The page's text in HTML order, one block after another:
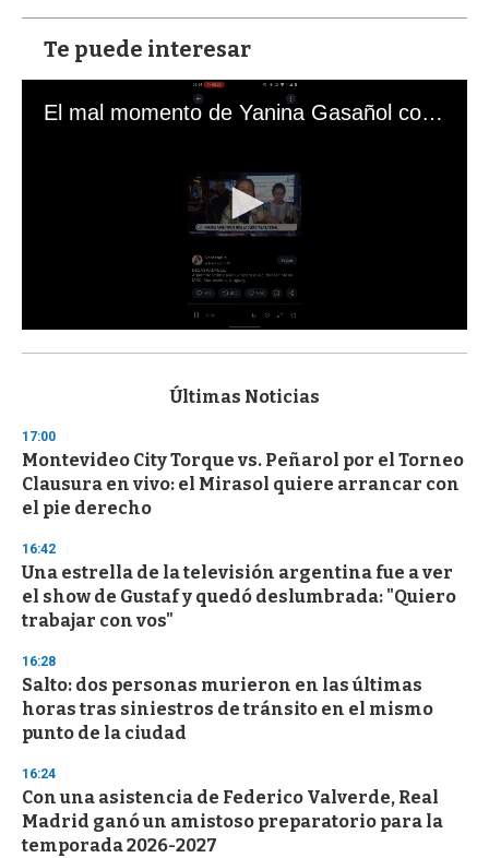
Te puede interesar
El mal momento de Yanina Gasañol con un hincha argentino en "Subrayado"
s
d
s
o
f
3
s
e
c
o
n
Últimas Noticias
17:00
Montevideo City Torque vs. Peñarol por el Torneo
Clausura en vivo: el Mirasol quiere arrancar con
el pie derecho
16:42
Una estrella de la televisión argentina fue a ver
el show de Gustaf y quedó deslumbrada: "Quiero
trabajar con vos"
16:28
Salto: dos personas murieron en las últimas
horas tras siniestros de tránsito en el mismo
punto de la ciudad
16:24
Con una asistencia de Federico Valverde, Real
Madrid ganó un amistoso preparatorio para la
temporada 2026-2027